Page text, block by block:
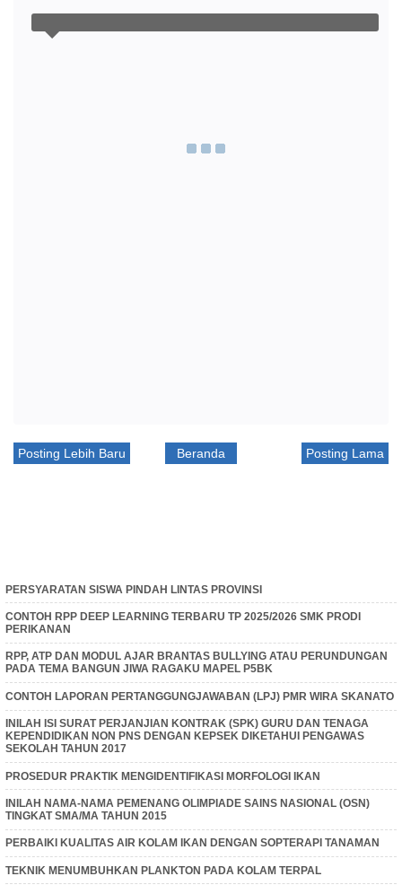
Posting Lebih Baru Posting Lama
Beranda
PERSYARATAN SISWA PINDAH LINTAS PROVINSI
CONTOH RPP DEEP LEARNING TERBARU TP 2025/2026 SMK PRODI
PERIKANAN
RPP, ATP DAN MODUL AJAR BRANTAS BULLYING ATAU PERUNDUNGAN
PADA TEMA BANGUN JIWA RAGAKU MAPEL P5BK
CONTOH LAPORAN PERTANGGUNGJAWABAN (LPJ) PMR WIRA SKANATO
INILAH ISI SURAT PERJANJIAN KONTRAK (SPK) GURU DAN TENAGA
KEPENDIDIKAN NON PNS DENGAN KEPSEK DIKETAHUI PENGAWAS
SEKOLAH TAHUN 2017
PROSEDUR PRAKTIK MENGIDENTIFIKASI MORFOLOGI IKAN
INILAH NAMA-NAMA PEMENANG OLIMPIADE SAINS NASIONAL (OSN)
TINGKAT SMA/MA TAHUN 2015
PERBAIKI KUALITAS AIR KOLAM IKAN DENGAN SOPTERAPI TANAMAN
TEKNIK MENUMBUHKAN PLANKTON PADA KOLAM TERPAL